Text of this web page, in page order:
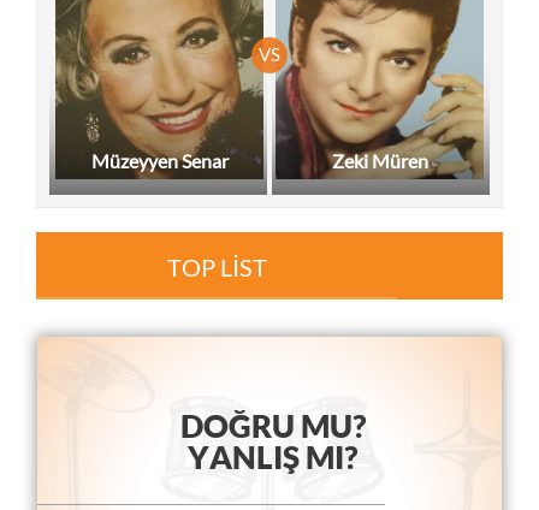
Müzeyyen Senar Zeki Müren
TOP LİST
DOĞRU MU?
YANLIŞ MI?